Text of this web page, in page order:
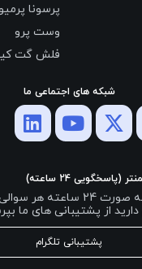
پرسونا
وست پرو
فلش گت
شبکه های اجتماعی ما
24 ساعته)
شما میتوانید به صورت 24
از پشتیبانی های ما
پشتیبانی تلگرام